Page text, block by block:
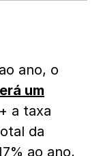
ano, o
um
a taxa
da
ao ano,